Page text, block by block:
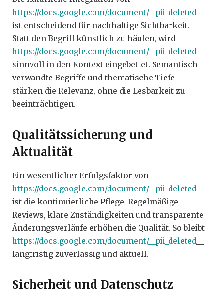
https://docs.google.com/document/__pii_deleted__
ist entscheidend für nachhaltige Sichtbarkeit.
Statt den Begriff künstlich zu häufen, wird
https://docs.google.com/document/__pii_deleted__
sinnvoll in den Kontext eingebettet. Semantisch
verwandte Begriffe und thematische Tiefe
stärken die Relevanz, ohne die Lesbarkeit zu
beeinträchtigen.
Qualitätssicherung und
Aktualität
Ein wesentlicher Erfolgsfaktor von
https://docs.google.com/document/__pii_deleted
ist die kontinuierliche Pflege. Regelmäßige
Reviews, klare Zuständigkeiten und transparente
Änderungsverläufe erhöhen die Qualität. So bleibt
https://docs.google.com/document/__pii_deleted
langfristig zuverlässig und aktuell.
Sicherheit und Datenschutz